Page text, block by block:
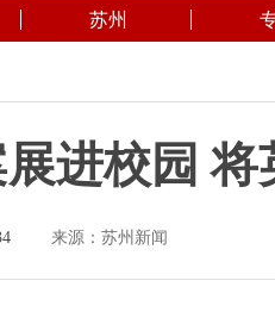
苏州
进校园
来源：苏州新闻